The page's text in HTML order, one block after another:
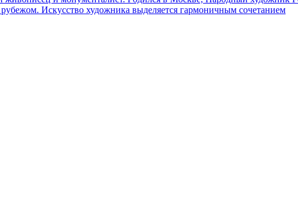
Искусство художника выделяется гармоничным сочетанием